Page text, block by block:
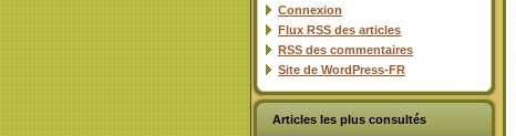
Connexion
Flux RSS des articles
RSS des commentaires
Site de WordPress-FR
Articles les plus consultés